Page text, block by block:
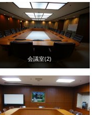
会議室(2)